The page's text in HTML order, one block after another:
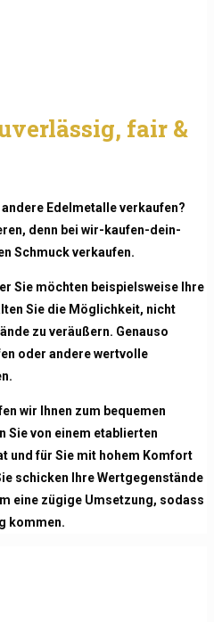
fair &
Edelmetalle verkaufen?
denn bei wir-kaufen-dein-
Schmuck verkaufen.
Sie möchten beispielsweise Ihre
Sie die Möglichkeit, nicht
zu veräußern. Genauso
oder andere wertvolle
wir Ihnen zum bequemen
Sie von einem etablierten
und für Sie mit hohem Komfort
schicken Ihre Wertgegenstände
eine zügige Umsetzung, sodass
kommen.